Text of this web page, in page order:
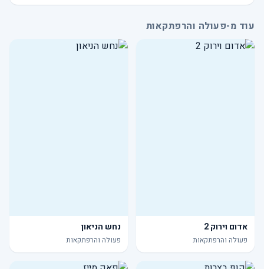
עוד מ-פעולה והרפתקאות
אדום וירוק 2
פעולה והרפתקאות
נחש הניאון
פעולה והרפתקאות